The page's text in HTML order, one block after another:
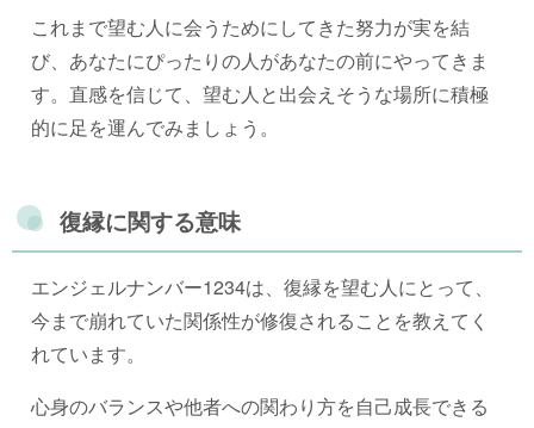
これまで望む人に会うためにしてきた努力が実を結
び、あなたにぴったりの人があなたの前にやってきま
す。直感を信じて、望む人と出会えそうな場所に積極
的に足を運んでみましょう。
復縁に関する意味
エンジェルナンバー1234は、復縁を望む人にとって、
今まで崩れていた関係性が修復されることを教えてく
れています。
心身のバランスや他者への関わり方を自己成長できる